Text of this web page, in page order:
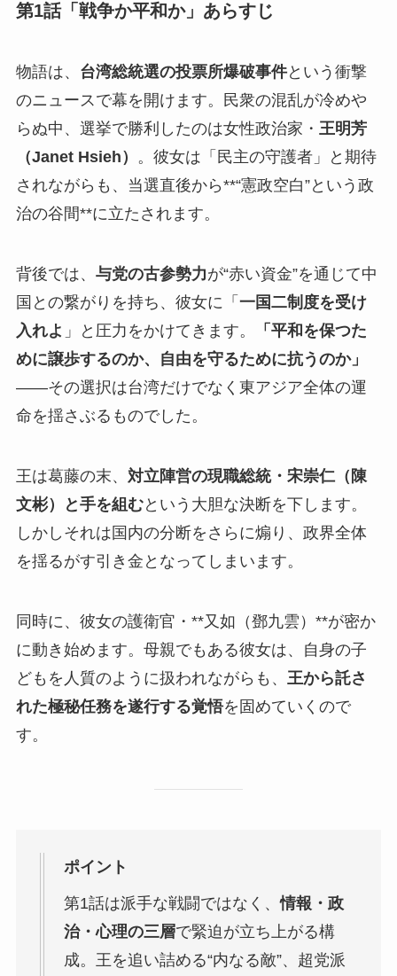
第1話「戦争か平和か」あらすじ
物語は、 台湾総統選の投票所爆破事件という衝撃
のニュースで幕を開けます。民衆の混乱が冷めや
らぬ中、選挙で勝利したのは女性政治家・ 王明芳
（Janet Hsieh） 。彼女は「民主の守護者」と期待
されながらも、当選直後から**“憲政空白”という政
治の谷間**に立たされます。
背後では、 与党の古参勢力が“赤い資金”を通じて中
国との繋がりを持ち、彼女に「 一国二制度を受け
入れよ 」と圧力をかけてきます。
「平和を保つた
めに譲歩するのか、自由を守るために抗うのか」
――その選択は台湾だけでなく東アジア全体の運
命を揺さぶるものでした。
王は葛藤の末、 対立陣営の現職総統・宋崇仁（陳
文彬）と手を組むという大胆な決断を下します。
しかしそれは国内の分断をさらに煽り、政界全体
を揺るがす引き金となってしまいます。
同時に、彼女の護衛官・**又如（鄧九雲）**が密か
に動き始めます。母親でもある彼女は、自身の子
どもを人質のように扱われながらも、 王から託さ
れた極秘任務を遂行する覚悟を固めていくので
す。
ポイント
第1話は派手な戦闘ではなく、情報・政
治・心理の三層で緊迫が立ち上がる構
成。王を追い詰める“内なる敵”、超党派